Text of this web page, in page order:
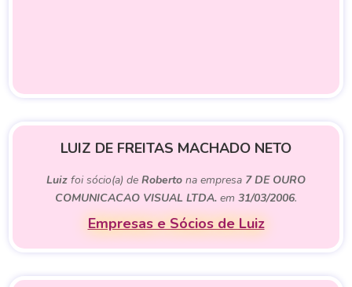
LUIZ DE FREITAS MACHADO NETO
Luiz foi sócio(a) de Roberto na empresa 7 DE OURO
COMUNICACAO VISUAL LTDA. em 31/03/2006.
Empresas e Sócios de Luiz